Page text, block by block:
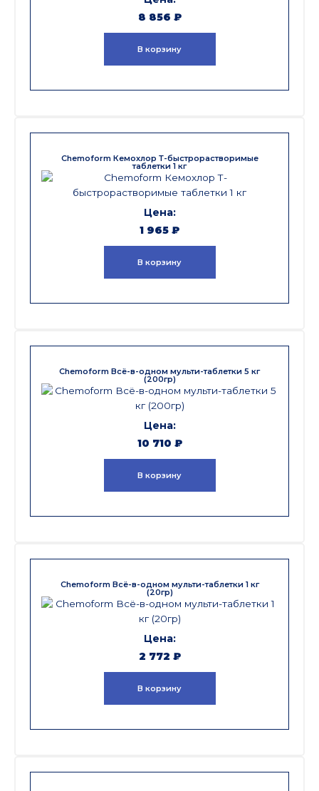
8 856 ₽
В корзину
Chemoform Кемохлор Т-быстрорастворимые
таблетки 1 кг
1 965 ₽
В корзину
Chemoform Всё-в-одном мульти-таблетки 5 кг
(200гр)
10 710 ₽
В корзину
Chemoform Всё-в-одном мульти-таблетки 1 кг
(20гр)
2 772 ₽
В корзину